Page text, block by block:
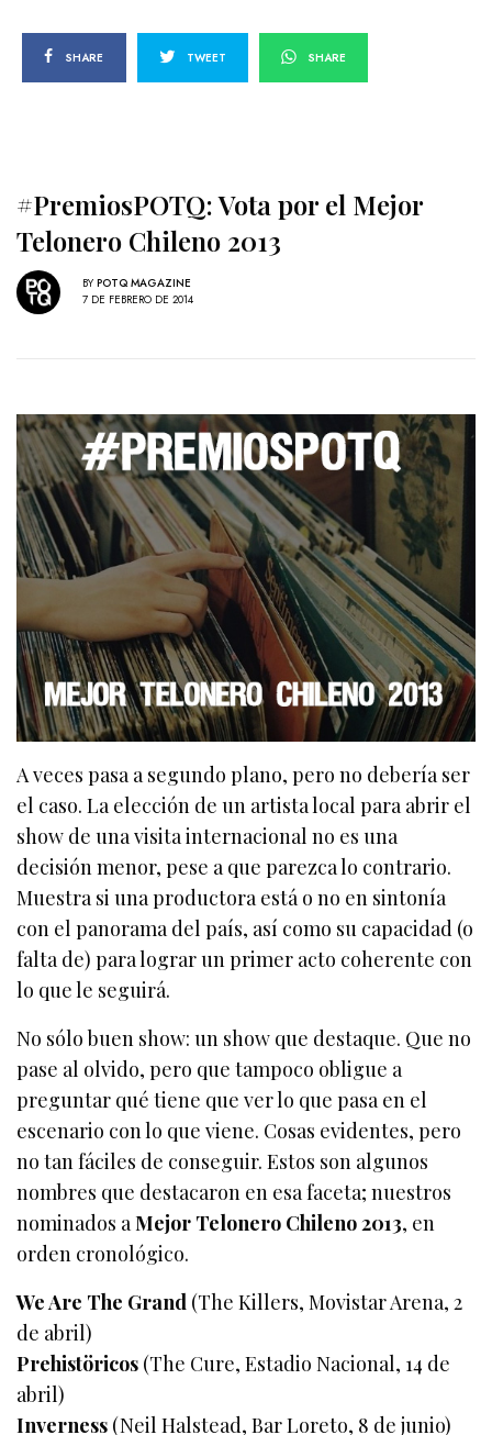
SHARE TWEET SHARE
#PremiosPOTQ: Vota por el Mejor
Telonero Chileno 2013
BY POTQ MAGAZINE
7 DE FEBRERO DE 2014
A veces pasa a segundo plano, pero no debería ser
el caso. La elección de un artista local para abrir el
show de una visita internacional no es una
decisión menor, pese a que parezca lo contrario.
Muestra si una productora está o no en sintonía
con el panorama del país, así como su capacidad (o
falta de) para lograr un primer acto coherente con
lo que le seguirá.
No sólo buen show: un show que destaque. Que no
pase al olvido, pero que tampoco obligue a
preguntar qué tiene que ver lo que pasa en el
escenario con lo que viene. Cosas evidentes, pero
no tan fáciles de conseguir. Estos son algunos
nombres que destacaron en esa faceta; nuestros
nominados aMejor Telonero Chileno 2013, en
orden cronológico.
We Are The Grand (The Killers, Movistar Arena, 2
de abril)
Prehistöricos (The Cure, Estadio Nacional, 14 de
abril)
Inverness (Neil Halstead, Bar Loreto, 8 de junio)